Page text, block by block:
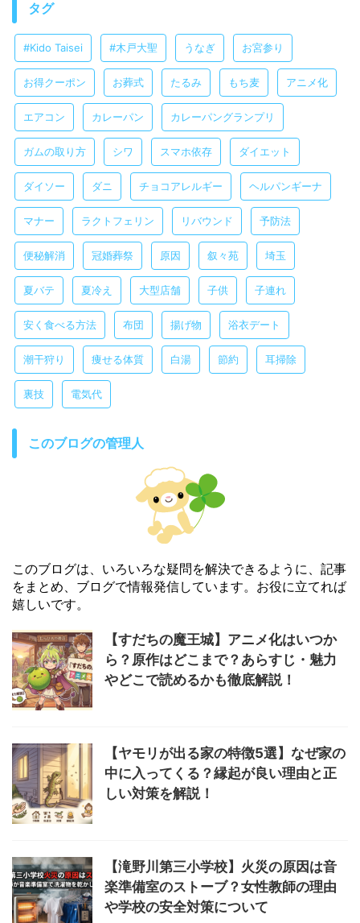
タグ
#Kido Taisei #木戸大聖 うなぎ お宮参り
お得クーポン お葬式 たるみ もち麦 アニメ化
エアコン カレーパン カレーパングランプリ
ガムの取り方 シワ スマホ依存 ダイエット
ダイソー ダニ チョコアレルギー ヘルパンギーナ
マナー ラクトフェリン リバウンド 予防法
便秘解消 冠婚葬祭 原因 叙々苑 埼玉
夏バテ 夏冷え 大型店舗 子供 子連れ
安く食べる方法 布団 揚げ物 浴衣デート
潮干狩り 痩せる体質 白湯 節約 耳掃除
裏技 電気代
このブログの管理人
このブログは、いろいろな疑問を解決できるように、記事
をまとめ、ブログで情報発信しています。お役に立てれば
嬉しいです。
【すだちの魔王城】アニメ化はいつか
ら？原作はどこまで？あらすじ・魅力
やどこで読めるかも徹底解説！
【ヤモリが出る家の特徴5選】なぜ家の
中に入ってくる？縁起が良い理由と正
しい対策を解説！
【滝野川第三小学校】火災の原因は音
楽準備室のストーブ？女性教師の理由
や学校の安全対策について